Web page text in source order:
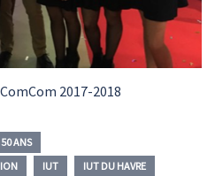
2017-2018
50 ANS
IUT
IUT DU HAVRE